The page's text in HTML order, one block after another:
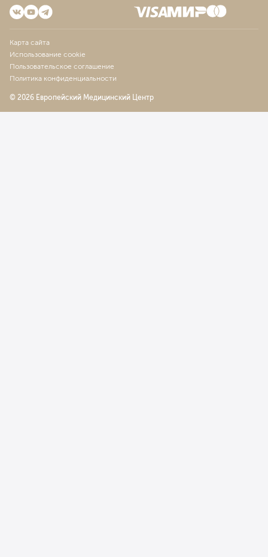
Карта сайта
Использование cookie
Пользовательское соглашение
Политика конфиденциальности
© 2026 Европейский Медицинский Центр